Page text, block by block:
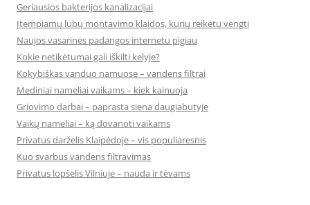
Geriausios bakterijos kanalizacijai
Įtempiamų lubų montavimo klaidos, kurių reikėtų vengti
Naujos vasarinės padangos internetu pigiau
Kokie netikėtumai gali iškilti kelyje?
Kokybiškas vanduo namuose – vandens filtrai
Mediniai nameliai vaikams – kiek kainuoja
Griovimo darbai – paprasta siena daugiabutyje
Vaikų nameliai – ką dovanoti vaikams
Privatus darželis Klaipėdoje – vis populiaresnis
Kuo svarbus vandens filtravimas
Privatus lopšelis Vilniuje – nauda ir tėvams